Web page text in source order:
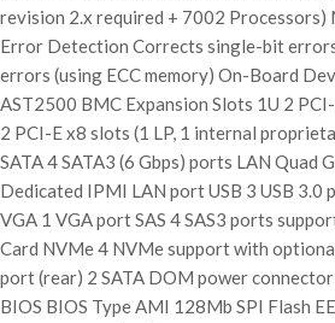
revision 2.x required + 7002 Processors)
Error Detection Corrects single-bit
errors (using ECC memory) On-Board
AST2500 BMC Expansion Slots 1U 2
2 PCI-E x8 slots (1 LP, 1 internal
SATA 4 SATA3 (6 Gbps) ports LAN Quad
Dedicated IPMI LAN port USB 3 USB 3.0
VGA 1 VGA port SAS 4 SAS3 ports
Card NVMe 4 NVMe support with
port (rear) 2 SATA DOM power
BIOS BIOS Type AMI 128Mb SPI Flash